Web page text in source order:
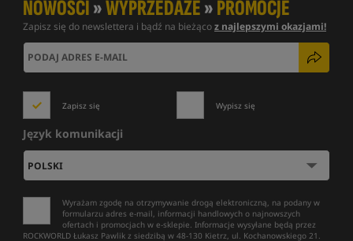
NOWOŚCI»WYPRZEDAŻE»PROMOCJE
Zapisz się do newslettera i bądź na bieżącoz najlepszymi okazjami!
Zapisz się Wypisz się
Język komunikacji
Wyrażam zgodę na otrzymywanie drogą elektroniczną, na podany w
formularzu adres e-mail, informacji handlowych o najnowszych
ofertach i promocjach w e-sklepie. Informacje wysyłane będą przez
ROCKWORLD Łukasz Pawlik z siedzibą w 48-130 Kietrz, ul. Kochanowskiego 21.